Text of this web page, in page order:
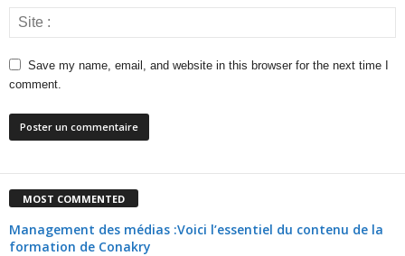
Save my name, email, and website in this browser for the next time I
comment.
MOST COMMENTED
Management des médias :Voici l’essentiel du contenu de la
formation de Conakry